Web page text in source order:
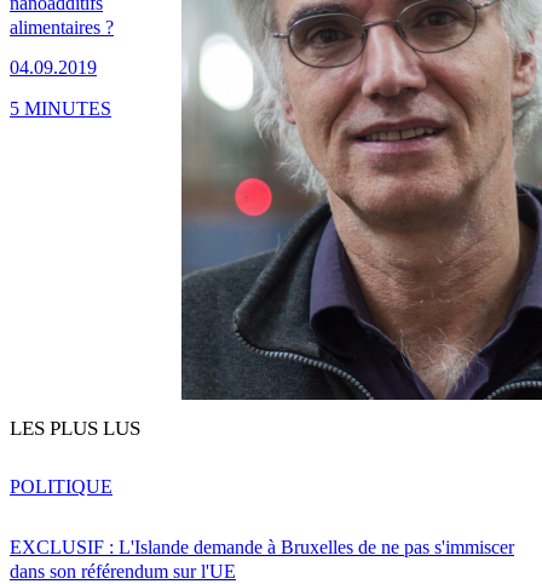
alimentaires ?
04.09.2019
5 MINUTES
LES PLUS LUS
EXCLUSIF : L'Islande demande à Bruxelles de ne pas s'immiscer
dans son référendum sur l'UE
POLITIQUE